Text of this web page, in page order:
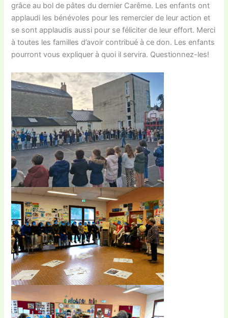
grâce au bol de pâtes du dernier Carême. Les enfants ont
applaudi les bénévoles pour les remercier de leur action et
se sont applaudis aussi pour se féliciter de leur effort. Merci
à toutes les familles d’avoir contribué à ce don. Les enfants
pourront vous expliquer à quoi il servira. Questionnez-les!